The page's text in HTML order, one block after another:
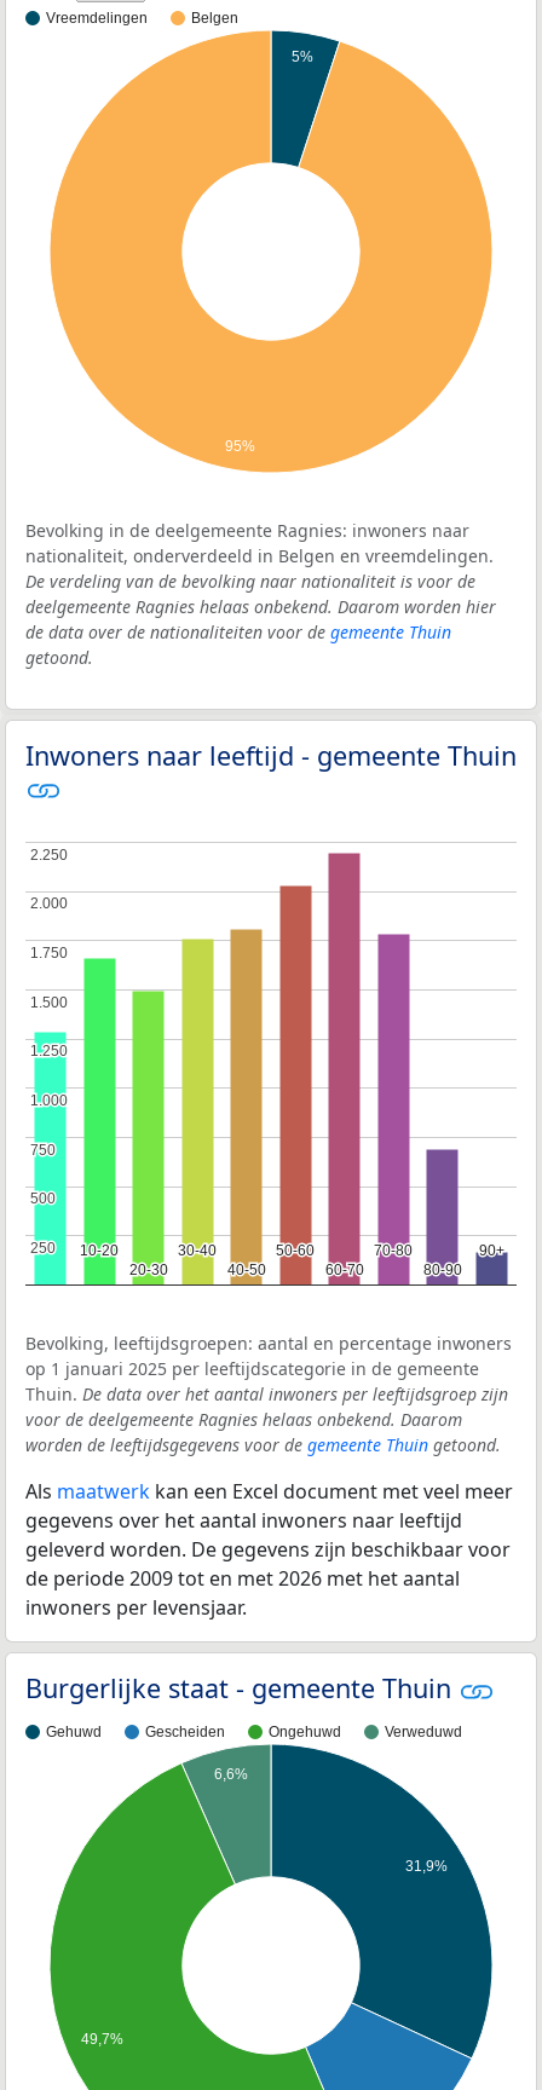
Vreemdelingen Belgen
5%
95%
Bevolking in de deelgemeente Ragnies: inwoners naar
nationaliteit, onderverdeeld in Belgen en vreemdelingen.
De verdeling van de bevolking naar nationaliteit is voor de
deelgemeente Ragnies helaas onbekend. Daarom worden hier
de data over de nationaliteiten voor de gemeente Thuin
getoond.
Inwoners naar leeftijd - gemeente Thuin
10-20
10-20
20-30
20-30
30-40
30-40
40-50
40-50
50-60
50-60
60-70
60-70
70-80
70-80
80-90
80-90
90+
90+
250
250
500
500
750
750
1.000
1.000
1.250
1.250
1.500
1.500
1.750
1.750
2.000
2.000
2.250
2.250
Bevolking, leeftijdsgroepen: aantal en percentage inwoners
op 1 januari 2025 per leeftijdscategorie in de gemeente
Thuin. De data over het aantal inwoners per leeftijdsgroep zijn
voor de deelgemeente Ragnies helaas onbekend. Daarom
worden de leeftijdsgegevens voor de gemeente Thuin getoond.
Als maatwerk kan een Excel document met veel meer
gegevens over het aantal inwoners naar leeftijd
geleverd worden. De gegevens zijn beschikbaar voor
de periode 2009 tot en met 2026 met het aantal
inwoners per levensjaar.
Burgerlijke staat - gemeente Thuin
Gehuwd Gescheiden Ongehuwd Verweduwd
31,9%
6,6%
49,7%